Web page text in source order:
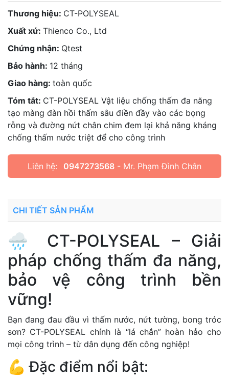
Thương hiệu: CT-POLYSEAL
Xuất xứ: Thienco Co., Ltd
Chứng nhận: Qtest
Bảo hành: 12 tháng
Giao hàng: toàn quốc
Tóm tắt: CT-POLYSEAL Vật liệu chống thấm đa năng
tạo màng đàn hồi thấm sâu điền đầy vào các bọng
rỗng và đường nứt chân chim đem lại khả năng kháng
chống thấm nước triệt để cho công trình
Liên hệ: 0947273568 - Mr. Phạm Đình Chân
CHI TIẾT SẢN PHẨM
🌧️ CT-POLYSEAL – Giải
pháp chống thấm đa năng,
bảo vệ công trình bền
vững!
Bạn đang đau đầu vì thấm nước, nứt tường, bong tróc
sơn? CT-POLYSEAL chính là “lá chắn” hoàn hảo cho
mọi công trình – từ dân dụng đến công nghiệp!
💪 Đặc điểm nổi bật: